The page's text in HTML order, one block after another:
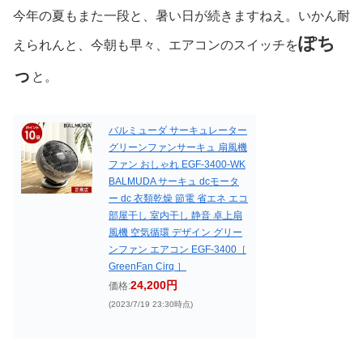
今年の夏もまた一段と、暑い日が続きますねえ。いかん耐
えられんと、今朝も早々、エアコンのスイッチをぽち
っ と。
バルミューダ サーキュレーター
グリーンファンサーキュ 扇風機
ファン おしゃれ EGF-3400-WK
BALMUDA サーキュ dcモータ
ー dc 衣類乾燥 節電 省エネ エコ
部屋干し 室内干し 静音 卓上扇
風機 空気循環 デザイン グリー
ンファン エアコン EGF-3400［
GreenFan Cirq ］
価格:24,200円
(2023/7/19 23:30時点)